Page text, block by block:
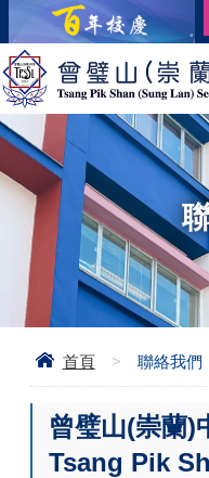
首頁 > 聯絡我們
曾璧山(崇蘭)
Tsang Pik